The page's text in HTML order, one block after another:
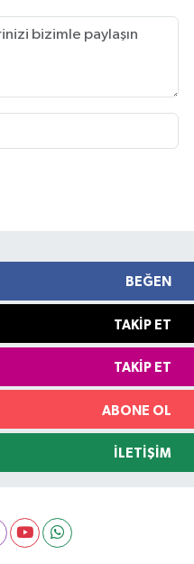
BEĞEN
TAKIP ET
TAKIP ET
ABONE OL
İLETIŞIM